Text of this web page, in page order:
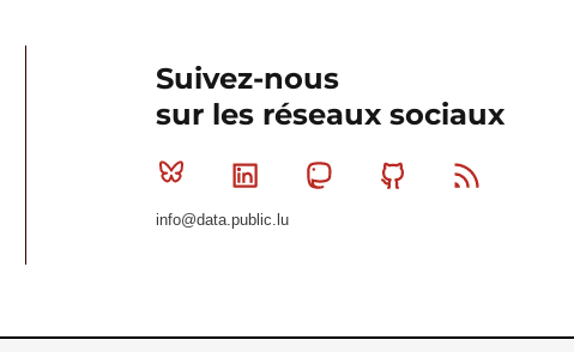
Suivez-nous
sur les réseaux sociaux
Bluesky Linkedin MastodonGithub
info@data.public.lu